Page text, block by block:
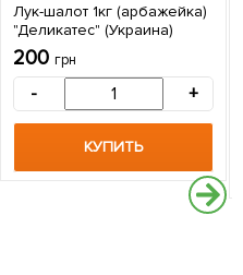
Лук-шалот 1кг (арбажейка)
"Деликатес" (Украина)
200 грн
- +
КУПИТЬ